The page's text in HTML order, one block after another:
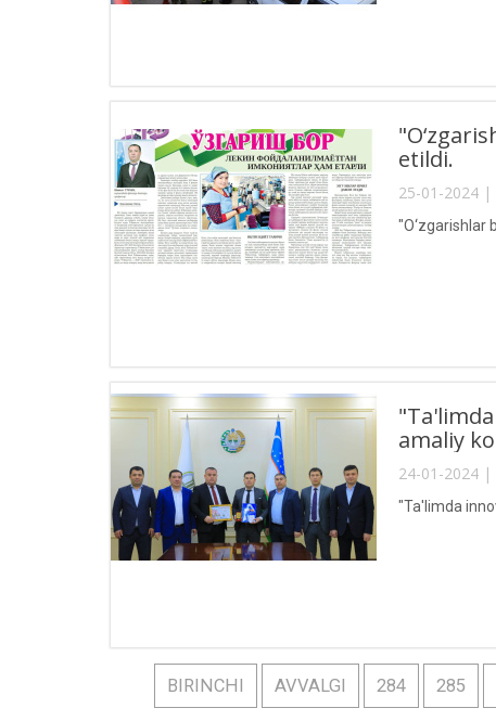
etildi.
25-01-2024 |
"O‘zgarishlar
amaliy
24-01-2024 |
"Ta'limda
BIRINCHI AVVALGI 284 285